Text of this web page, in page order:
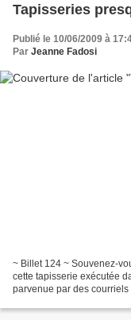
Tapisseries
Publié le 10/06/2009 à
Par Jeanne Fadosi
~ Billet 124 ~ Souvenez-
cette tapisserie exécutée
parvenue par des